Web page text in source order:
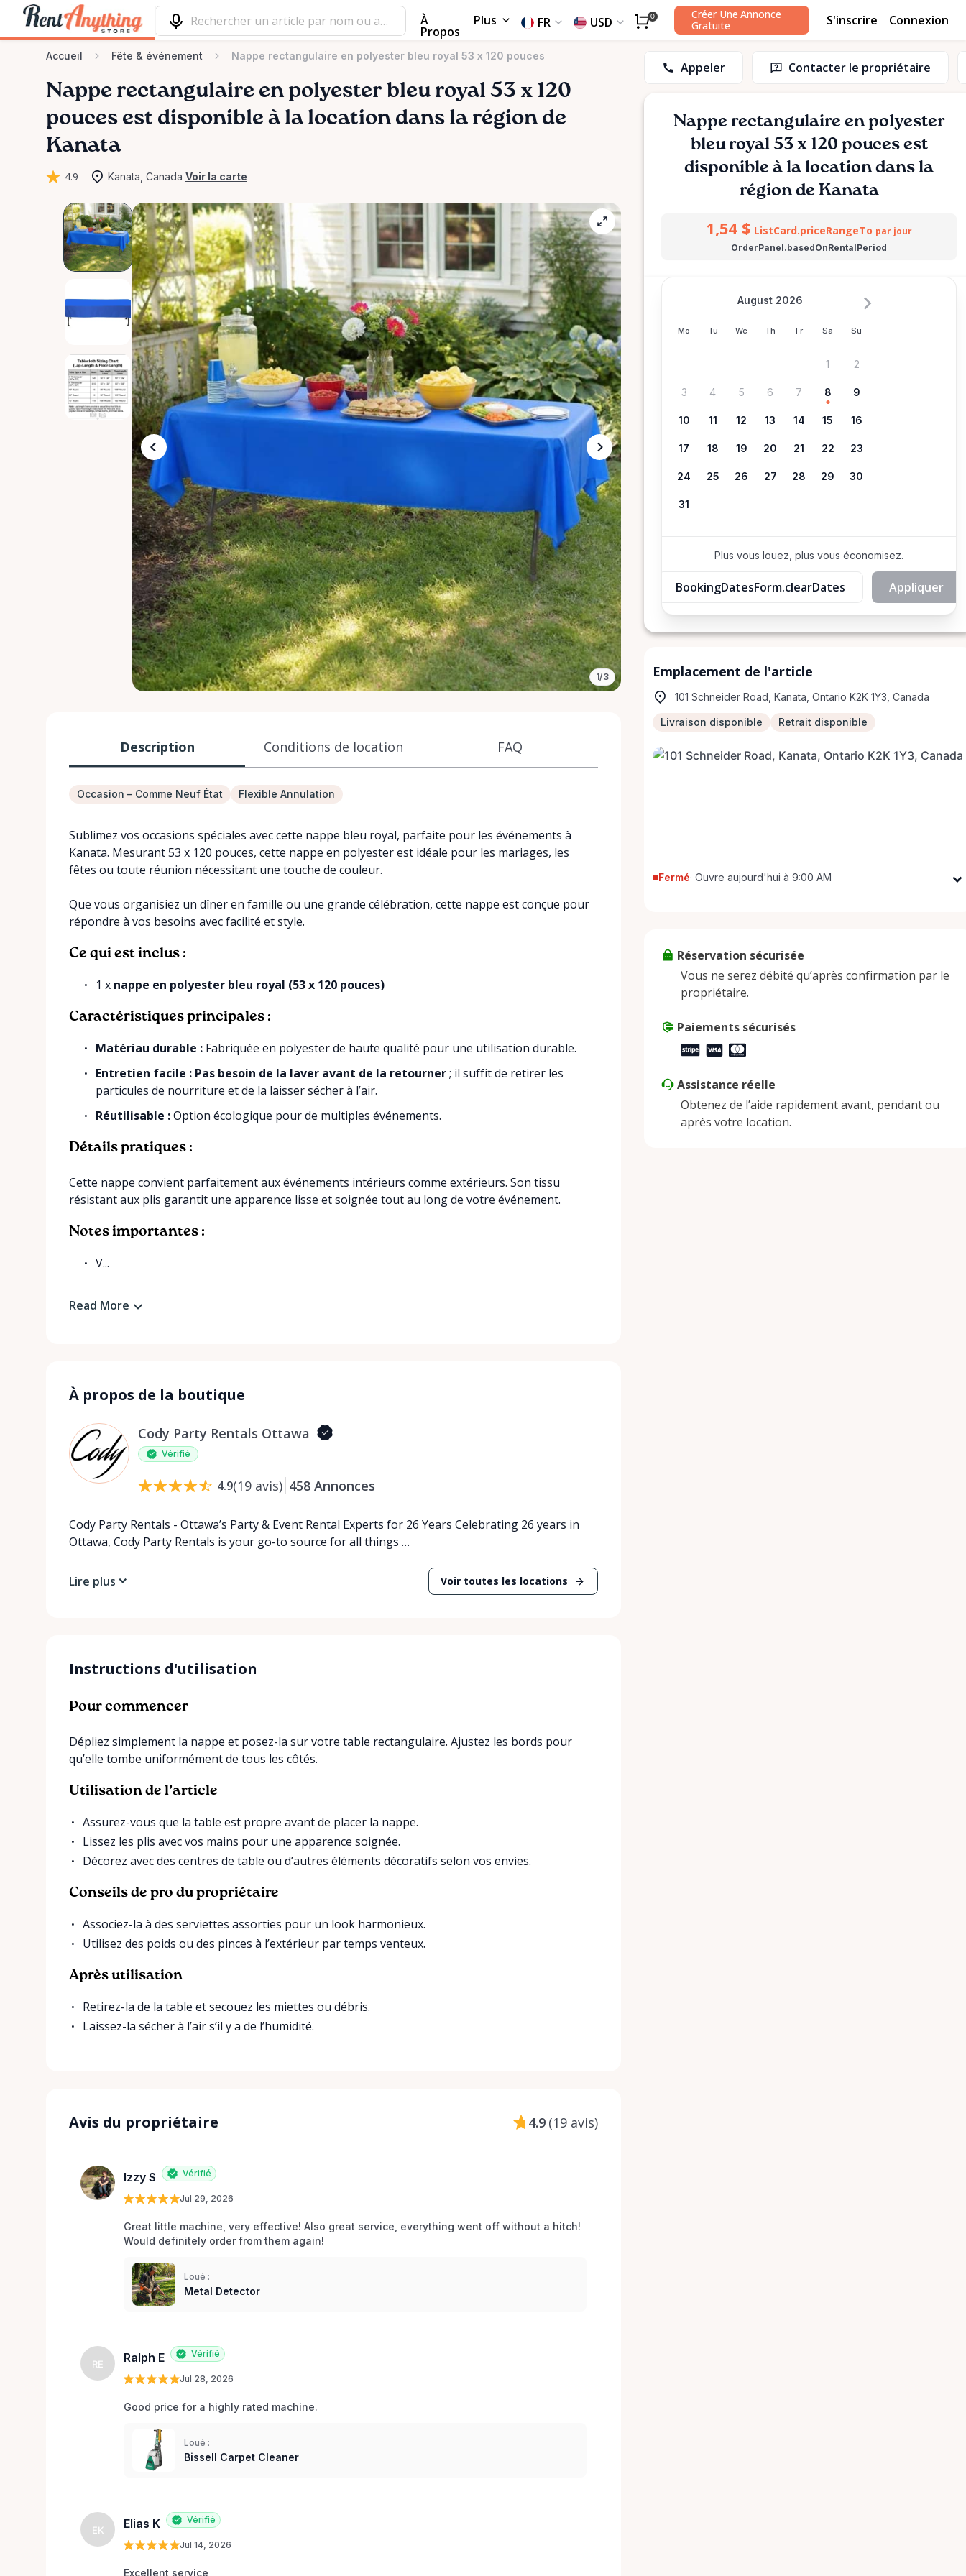
À
Propos
Plus FR USD 0
Créer Une Annonce
Gratuite
S'inscrire Connexion
Accueil Fête & événement Nappe rectangulaire en polyester bleu royal 53 x 120 pouces
Nappe rectangulaire en polyester bleu royal 53 x 120
pouces est disponible à la location dans la région de
Kanata
4.9 Kanata, Canada Voir la carte
1/3
Description Conditions de location FAQ
Occasion – Comme Neuf État Flexible Annulation
Sublimez vos occasions spéciales avec cette nappe bleu royal, parfaite pour les événements à
Kanata. Mesurant 53 x 120 pouces, cette nappe en polyester est idéale pour les mariages, les
fêtes ou toute réunion nécessitant une touche de couleur.
Que vous organisiez un dîner en famille ou une grande célébration, cette nappe est conçue pour
répondre à vos besoins avec facilité et style.
Ce qui est inclus :
1 x nappe en polyester bleu royal (53 x 120 pouces)
Caractéristiques principales :
Matériau durable : Fabriquée en polyester de haute qualité pour une utilisation durable.
Entretien facile : Pas besoin de la laver avant de la retourner; il suffit de retirer les
particules de nourriture et de la laisser sécher à l’air.
Réutilisable :Option écologique pour de multiples événements.
Détails pratiques :
Cette nappe convient parfaitement aux événements intérieurs comme extérieurs. Son tissu
résistant aux plis garantit une apparence lisse et soignée tout au long de votre événement.
Notes importantes :
V...
Read More
À propos de la boutique
Cody Party Rentals Ottawa
Vérifié
4.9(19 avis) 458 Annonces
Cody Party Rentals - Ottawa’s Party & Event Rental Experts for 26 Years Celebrating 26 years in
Ottawa, Cody Party Rentals is your go-to source for all things …
Lire plus Voir toutes les locations
Instructions d'utilisation
Pour commencer
Dépliez simplement la nappe et posez-la sur votre table rectangulaire. Ajustez les bords pour
qu’elle tombe uniformément de tous les côtés.
Utilisation de l’article
Assurez-vous que la table est propre avant de placer la nappe.
Lissez les plis avec vos mains pour une apparence soignée.
Décorez avec des centres de table ou d’autres éléments décoratifs selon vos envies.
Conseils de pro du propriétaire
Associez-la à des serviettes assorties pour un look harmonieux.
Utilisez des poids ou des pinces à l’extérieur par temps venteux.
Après utilisation
Retirez-la de la table et secouez les miettes ou débris.
Laissez-la sécher à l’air s’il y a de l’humidité.
Avis du propriétaire 4.9 (19 avis)
Izzy S Vérifié
Jul 29, 2026
Great little machine, very effective! Also great service, everything went off without a hitch!
Would definitely order from them again!
Loué :
Metal Detector
RE Ralph E Vérifié
Jul 28, 2026
Good price for a highly rated machine.
Loué :
Bissell Carpet Cleaner
EK Elias K Vérifié
Jul 14, 2026
Excellent service
Appeler Contacter le propriétaire
Nappe rectangulaire en polyester
bleu royal 53 x 120 poucesest
disponible à la location dans la
région de Kanata
1,54 $ ListCard.priceRangeTo par jour
OrderPanel.basedOnRentalPeriod
Mo Tu We Th Fr Sa Su
August 2026
1 2
3 4 5 6 7 8 9
10 11 12 13 14 15 16
17 18 19 20 21 22 23
24 25 26 27 28 29 30
31
Plus vous louez, plus vous économisez.
BookingDatesForm.clearDates Appliquer
Emplacement de l'article
101 Schneider Road, Kanata, Ontario K2K 1Y3, Canada
Livraison disponible Retrait disponible
Fermé· Ouvre aujourd'hui à 9:00 AM
Jeudi
9:00 AM - 5:00 PM
Dimanche
Réservation sécurisée
Vous ne serez débité qu’après confirmation par le
propriétaire.
Paiements sécurisés
Assistance réelle
Obtenez de l’aide rapidement avant, pendant ou
après votre location.